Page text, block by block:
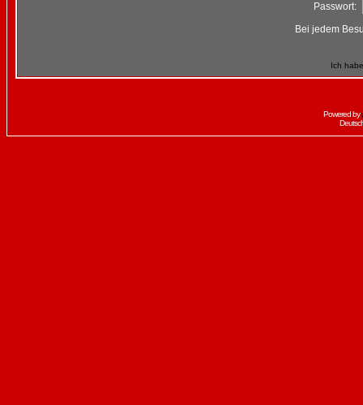
Passwort:
Bei jedem
Ich
Powered by